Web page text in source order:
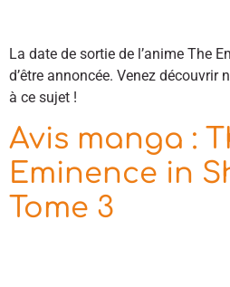
La date de sortie de l’anime The
d’être annoncée. Venez
à ce sujet !
Avis manga :
Eminence in
Tome 3